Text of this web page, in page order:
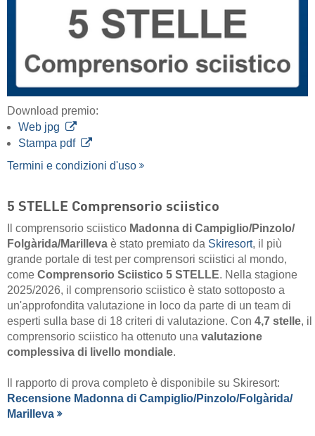
Download premio:
Web jpg
Stampa pdf
Termini e condizioni d'uso
5 STELLE Comprensorio sciistico
Il comprensorio sciistico Madonna di Campiglio/​Pinzolo/​
Folgàrida/​Marilleva è stato premiato da Skiresort, il più
grande portale di test per comprensori sciistici al mondo,
come Comprensorio Sciistico 5 STELLE. Nella stagione
2025/2026, il comprensorio sciistico è stato sottoposto a
un'approfondita valutazione in loco da parte di un team di
esperti sulla base di 18 criteri di valutazione. Con 4,7 stelle, il
comprensorio sciistico ha ottenuto una valutazione
complessiva di livello mondiale.
Il rapporto di prova completo è disponibile su Skiresort:
Recensione Madonna di Campiglio/​Pinzolo/​Folgàrida/​
Marilleva